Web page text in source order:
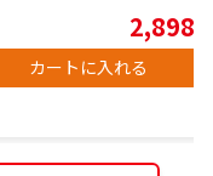
2,898
カートに入れる